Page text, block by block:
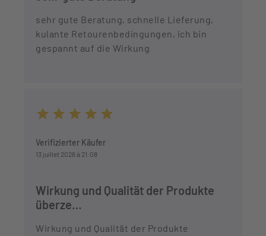
sehr gute Beratung, schnelle Lieferung,
kulante Retourenbedingungen, ich bin
gespannt auf die Wirkung
Verifizierter Käufer
13 juillet 2026 à 21:08
Wirkung und Qualität der Produkte
überze…
Wirkung und Qualität der Produkte